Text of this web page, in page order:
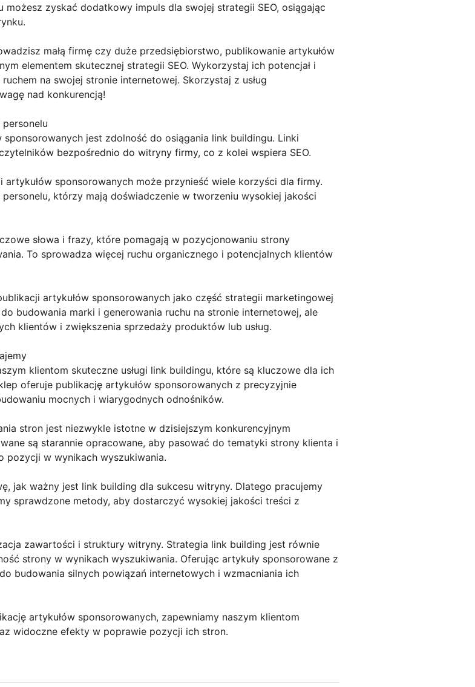
możesz zyskać dodatkowy impuls dla swojej strategii SEO, osiągając
małą firmę czy duże przedsiębiorstwo, publikowanie artykułów
elementem skutecznej strategii SEO. Wykorzystaj ich potencjał i
na swojej stronie internetowej. Skorzystaj z usług
nad konkurencją!
jest zdolność do osiągania link buildingu. Linki
bezpośrednio do witryny firmy, co z kolei wspiera SEO.
artykułów sponsorowanych może przynieść wiele korzyści dla firmy.
którzy mają doświadczenie w tworzeniu wysokiej jakości
słowa i frazy, które pomagają w pozycjonowaniu strony
To sprowadza więcej ruchu organicznego i potencjalnych klientów
artykułów sponsorowanych jako część strategii marketingowej
budowania marki i generowania ruchu na stronie internetowej, ale
klientów i zwiększenia sprzedaży produktów lub usług.
klientom skuteczne usługi link buildingu, które są kluczowe dla ich
oferuje publikację artykułów sponsorowanych z precyzyjnie
mocnych i wiarygodnych odnośników.
stron jest niezwykle istotne w dzisiejszym konkurencyjnym
są starannie opracowane, aby pasować do tematyki strony klienta i
pozycji w wynikach wyszukiwania.
jak ważny jest link building dla sukcesu witryny. Dlatego pracujemy
sprawdzone metody, aby dostarczyć wysokiej jakości treści z
zawartości i struktury witryny. Strategia link building jest równie
strony w wynikach wyszukiwania. Oferując artykuły sponsorowane z
budowania silnych powiązań internetowych i wzmacniania ich
artykułów sponsorowanych, zapewniamy naszym klientom
widoczne efekty w poprawie pozycji ich stron.